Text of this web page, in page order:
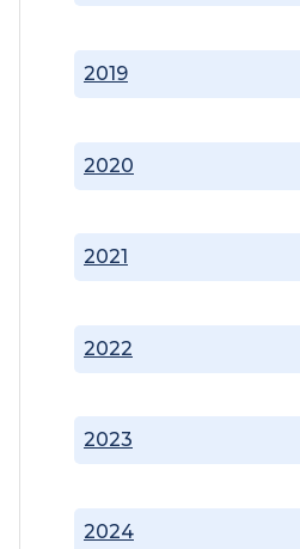
2019
2020
2021
2022
2023
2024